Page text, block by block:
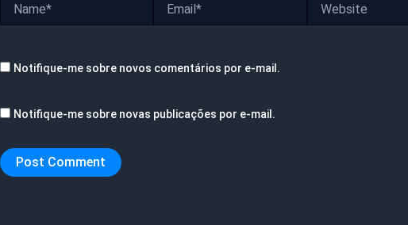
Notifique-me sobre novos comentários por e-mail.
Notifique-me sobre novas publicações por e-mail.